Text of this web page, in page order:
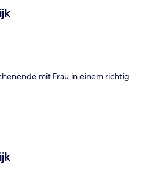
mit Frau in einem richtig